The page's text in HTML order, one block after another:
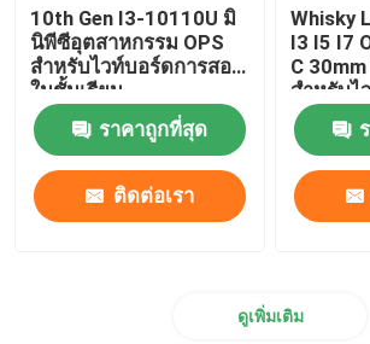
เมนบอร์ดพีซี OPS
เมนบอร์ดพีซีอุตสาหกรรม
เมนบอร์ดพีซีสำหรับการขุด
10th Gen I3-10110U มิ
นิพีซีอุตสาหกรรม OPS
สำหรับไวท์บอร์ดการสอน
ในชั้นเรียน
ราคาถูกที่สุด
ติดต่อเรา
Whisky
I3 I5 I7
C
สำหรับไ
ดูเพิ่มเติม